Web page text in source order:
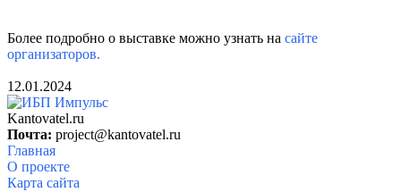
Более подробно о выставке можно узнать на сайте
организаторов.
12.01.2024
Kantovatel.ru
Почта: project@kantovatel.ru
Главная
О проекте
Карта сайта